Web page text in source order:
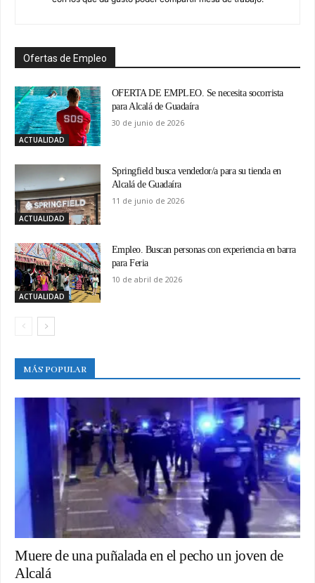
Ofertas de Empleo
ACTUALIDAD
OFERTA DE EMPLEO. Se necesita socorrista
para Alcalá de Guadaíra
30 de junio de 2026
ACTUALIDAD
Springfield busca vendedor/a para su tienda en
Alcalá de Guadaíra
11 de junio de 2026
ACTUALIDAD
Empleo. Buscan personas con experiencia en barra
para Feria
10 de abril de 2026
MÁS POPULAR
Muere de una puñalada en el pecho un joven de
Alcalá